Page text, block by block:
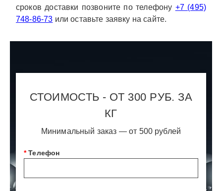
сроков доставки позвоните по телефону +7 (495)
748-86-73 или оставьте заявку на сайте.
СТОИМОСТЬ - ОТ 300 РУБ. ЗА
КГ
Минимальный заказ — от 500 рублей
*Телефон